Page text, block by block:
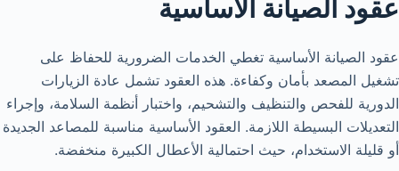
عقود الصيانة الأساسية
عقود الصيانة الأساسية تغطي الخدمات الضرورية للحفاظ على
تشغيل المصعد بأمان وكفاءة. هذه العقود تشمل عادة الزيارات
الدورية للفحص والتنظيف والتشحيم، واختبار أنظمة السلامة، وإجراء
التعديلات البسيطة اللازمة. العقود الأساسية مناسبة للمصاعد الجديدة
أو قليلة الاستخدام، حيث احتمالية الأعطال الكبيرة منخفضة.